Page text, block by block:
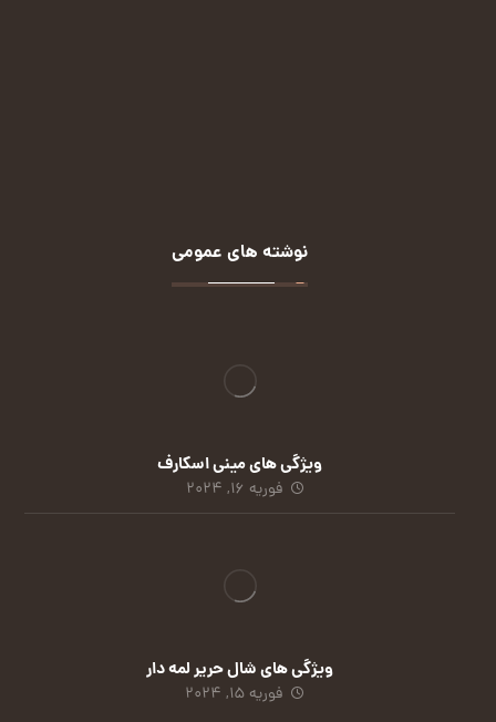
نوشته های عمومی
ویژگی های مینی اسکارف
فوریه 16, 2024
ویژگی های شال حریر لمه دار
فوریه 15, 2024